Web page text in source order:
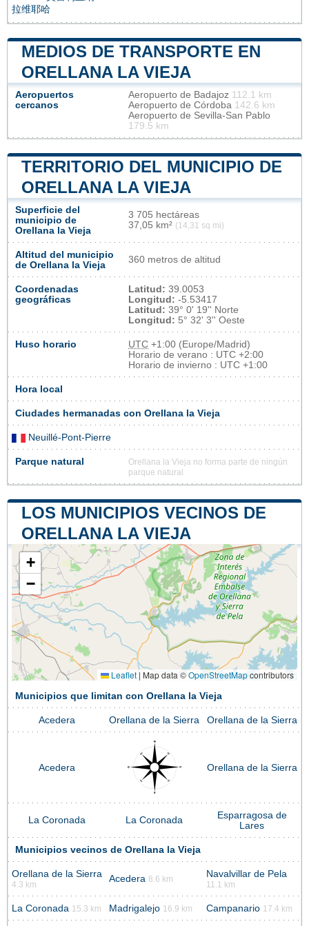
拉维耶哈
MEDIOS DE TRANSPORTE EN
ORELLANA LA VIEJA
Aeropuertos
cercanos
Aeropuerto de Badajoz 112.1 km
Aeropuerto de Córdoba 142.6 km
Aeropuerto de Sevilla-San Pablo
179.5 km
TERRITORIO DEL MUNICIPIO DE
ORELLANA LA VIEJA
Superficie del
municipio de
Orellana la Vieja
3 705 hectáreas
37,05 km² (14,31 sq mi)
Altitud del municipio
de Orellana la Vieja
360 metros de altitud
Coordenadas
geográficas
Latitud: 39.0053
Longitud: -5.53417
Latitud: 39° 0' 19'' Norte
Longitud: 5° 32' 3'' Oeste
Huso horario UTC +1:00 (Europe/Madrid)
Horario de verano : UTC +2:00
Horario de invierno : UTC +1:00
Hora local
Ciudades hermanadas con Orellana la Vieja
Neuillé-Pont-Pierre
Parque natural
Orellana la Vieja no forma parte de ningún
parque natural
LOS MUNICIPIOS VECINOS DE
ORELLANA LA VIEJA
+
−
Leaflet | Map data ©OpenStreetMapcontributors
Municipios que limitan con Orellana la Vieja
Acedera Orellana de la Sierra Orellana de la Sierra
Acedera Orellana de la Sierra
La Coronada La Coronada
Esparragosa de
Lares
Municipios vecinos de Orellana la Vieja
Orellana de la Sierra
4.3 km
Acedera 8.6 km Navalvillar de Pela
11.1 km
La Coronada 15.3 km Madrigalejo 16.9 km Campanario 17.4 km